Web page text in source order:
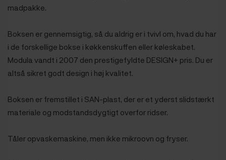
madpakke.
Boksen er gennemsigtig, så du aldrig er i tvivl om, hvad du har
i de forskellige bokse i køkkenskuffen eller køleskabet.
Modula vandt i 2007 den prestigefyldte DESIGN+ pris. Du er
altså sikret godt design i høj kvalitet.
Boksen er fremstillet i SAN-plast, der er et yderst slidstærkt
materiale og modstandsdygtigt overfor ridser.
Tåler opvaskemaskine, men ikke mikroovn og fryser.